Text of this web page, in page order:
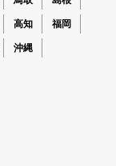
高知 福岡
沖縄